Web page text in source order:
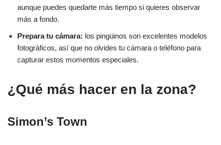
aunque puedes quedarte más tiempo si quieres observar
más a fondo.
Prepara tu cámara: los pingüinos son excelentes modelos
fotográficos, así que no olvides tu cámara o teléfono para
capturar estos momentos especiales.
¿Qué más hacer en la zona?
Simon’s Town